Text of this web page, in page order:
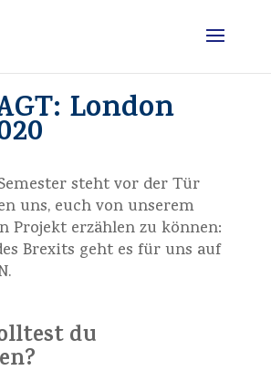
London
steht vor der Tür
uns, euch von unserem
Projekt erzählen zu können:
Brexits geht es für uns auf
du